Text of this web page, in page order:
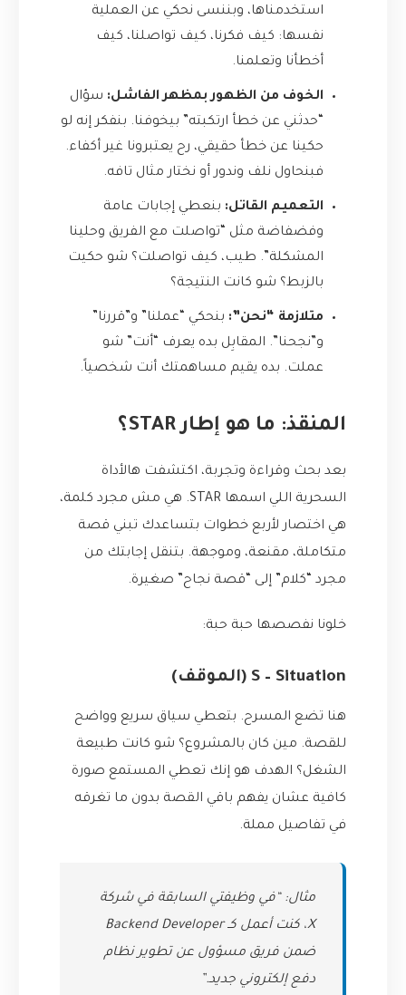
استخدمناها، وبننسى نحكي عن العملية
نفسها: كيف فكرنا، كيف تواصلنا، كيف
أخطأنا وتعلمنا.
الخوف من الظهور بمظهر الفاشل: سؤال
“حدثني عن خطأ ارتكبته” بيخوفنا. بنفكر إنه لو
حكينا عن خطأ حقيقي، رح يعتبرونا غير أكفاء.
فبنحاول نلف وندور أو نختار مثال تافه.
التعميم القاتل: بنعطي إجابات عامة
وفضفاضة مثل “تواصلت مع الفريق وحلينا
المشكلة”. طيب، كيف تواصلت؟ شو حكيت
بالزبط؟ شو كانت النتيجة؟
متلازمة “نحن”: بنحكي “عملنا” و”قررنا”
و”نجحنا”. المقابِل بده يعرف “أنت” شو
عملت. بده يقيم مساهمتك أنت شخصياً.
المنقذ: ما هو إطار STAR؟
بعد بحث وقراءة وتجربة، اكتشفت هالأداة
السحرية اللي اسمها STAR. هي مش مجرد كلمة،
هي اختصار لأربع خطوات بتساعدك تبني قصة
متكاملة، مقنعة، وموجهة. بتنقل إجابتك من
مجرد “كلام” إلى “قصة نجاح” صغيرة.
خلونا نفصصها حبة حبة:
S – Situation (الموقف)
هنا تضع المسرح. بتعطي سياق سريع وواضح
للقصة. مين كان بالمشروع؟ شو كانت طبيعة
الشغل؟ الهدف هو إنك تعطي المستمع صورة
كافية عشان يفهم باقي القصة بدون ما تغرقه
في تفاصيل مملة.
مثال: “في وظيفتي السابقة في شركة
X، كنت أعمل كـ Backend Developer
ضمن فريق مسؤول عن تطوير نظام
دفع إلكتروني جديد.”